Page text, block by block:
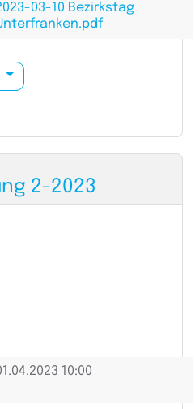
03-10 Bezirkstag
2-2023
10:00